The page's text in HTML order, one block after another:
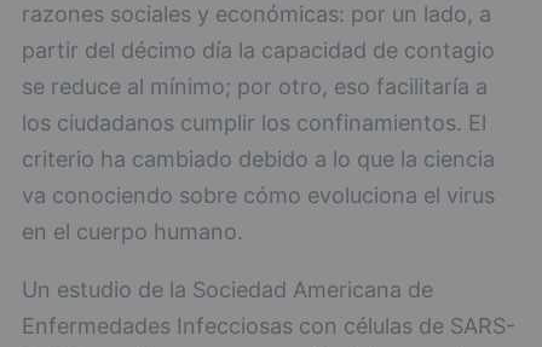
razones sociales y económicas: por un lado, a
partir del décimo día la capacidad de contagio
se reduce al mínimo; por otro, eso facilitaría a
los ciudadanos cumplir los confinamientos. El
criterio ha cambiado debido a lo que la ciencia
va conociendo sobre cómo evoluciona el virus
en el cuerpo humano.
Un estudio de la Sociedad Americana de
Enfermedades Infecciosas con células de SARS-